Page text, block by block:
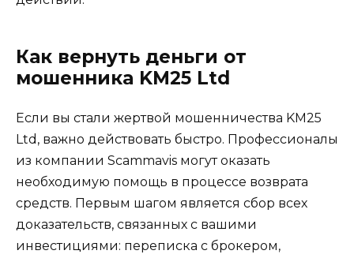
Как вернуть деньги от
мошенника KM25 Ltd
Если вы стали жертвой мошенничества KM25
Ltd, важно действовать быстро. Профессионалы
из компании Scammavis могут оказать
необходимую помощь в процессе возврата
средств. Первым шагом является сбор всех
доказательств, связанных с вашими
инвестициями: переписка с брокером,